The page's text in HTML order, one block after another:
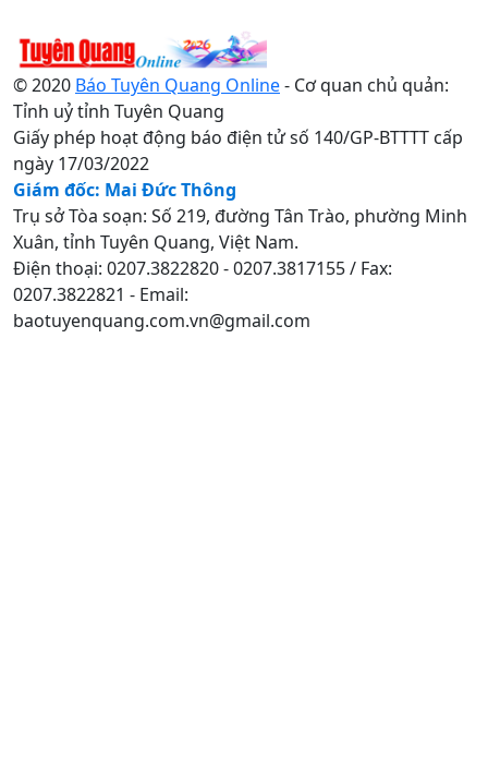
© 2020 Báo Tuyên Quang Online- Cơ quan chủ quản:
Tỉnh uỷ tỉnh Tuyên Quang
Giấy phép hoạt động báo điện tử số 140/GP-BTTTT cấp
ngày 17/03/2022
Giám đốc: Mai Đức Thông
Trụ sở Tòa soạn: Số 219, đường Tân Trào, phường Minh
Xuân, tỉnh Tuyên Quang, Việt Nam.
Điện thoại: 0207.3822820 - 0207.3817155 / Fax:
0207.3822821 - Email:
baotuyenquang.com.vn@gmail.com